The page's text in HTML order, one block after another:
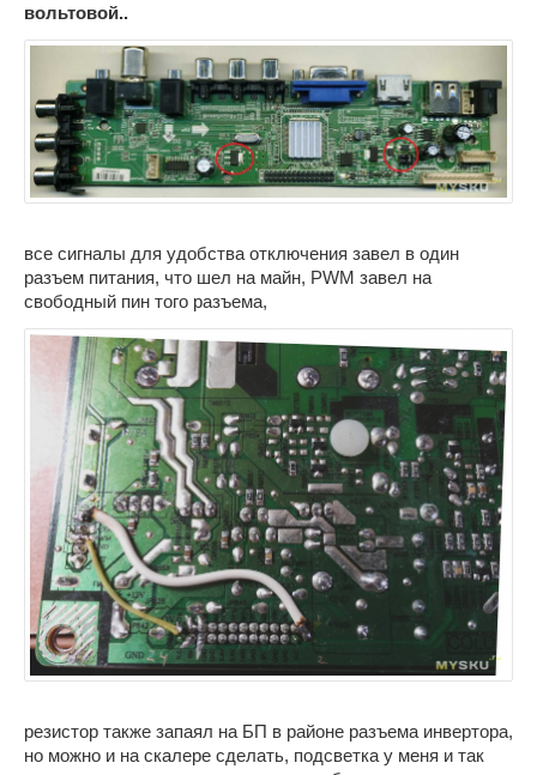
вольтовой..
все сигналы для удобства отключения завел в один
разъем питания, что шел на майн, PWM завел на
свободный пин того разъема,
резистор также запаял на БП в районе разъема инвертора,
но можно и на скалере сделать, подсветка у меня и так